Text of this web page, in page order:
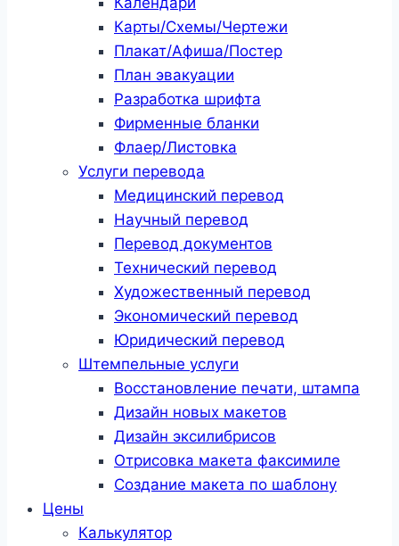
Карты/Схемы/Чертежи
Плакат/Афиша/Постер
План эвакуации
Разработка шрифта
Фирменные бланки
Флаер/Листовка
Услуги перевода
Медицинский перевод
Научный перевод
Перевод документов
Технический перевод
Художественный перевод
Экономический перевод
Юридический перевод
Штемпельные услуги
Восстановление печати, штампа
Дизайн новых макетов
Дизайн эксилибрисов
Отрисовка макета факсимиле
Создание макета по шаблону
Цены
Калькулятор